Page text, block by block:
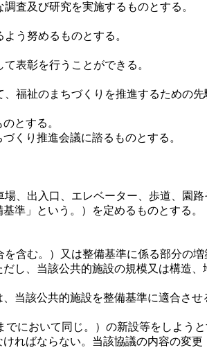
査及び研究を実施するものとする。
う努めるものとする。
表彰を行うことができる。
福祉のまちづくりを推進するための
とする。
くり推進会議に諮るものとする。
、出入口、エレベーター、歩道、園
準」という。）を定めるものとする。
含む。）又は整備基準に係る部分の
し、当該公共的施設の規模又は構造
該公共的施設を整備基準に適合させ
において同じ。）の新設等をしよう
ればならない。当該協議の内容の変